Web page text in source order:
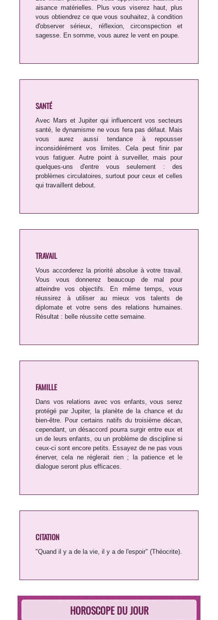
aisance matérielles. Plus vous viserez haut, plus
vous obtiendrez ce que vous souhaitez, à condition
d'observer sérieux, réflexion, circonspection et
sagesse. En somme, vous aurez le vent en poupe.
SANTÉ
Avec Mars et Jupiter qui influencent vos secteurs
santé, le dynamisme ne vous fera pas défaut. Mais
vous aurez aussi tendance à repousser
inconsidérément vos limites. Cela peut finir par
vous fatiguer. Autre point à surveiller, mais pour
quelques-uns d'entre vous seulement : des
problèmes circulatoires, surtout pour ceux et celles
qui travaillent debout.
TRAVAIL
Vous accorderez la priorité absolue à votre travail.
Vous vous donnerez beaucoup de mal pour
atteindre vos objectifs. En même temps, vous
réussirez à utiliser au mieux vos talents de
diplomate et votre sens des relations humaines.
Résultat : belle réussite cette semaine.
FAMILLE
Dans vos relations avec vos enfants, vous serez
protégé par Jupiter, la planète de la chance et du
bien-être. Pour certains natifs du troisième décan,
cependant, un désaccord pourra surgir entre eux et
un de leurs enfants, ou un problème de discipline si
ceux-ci sont encore petits. Essayez de ne pas vous
énerver, cela ne réglerait rien ; la patience et le
dialogue seront plus efficaces.
CITATION
"Quand il y a de la vie, il y a de l'espoir" (Théocrite).
HOROSCOPE DU JOUR